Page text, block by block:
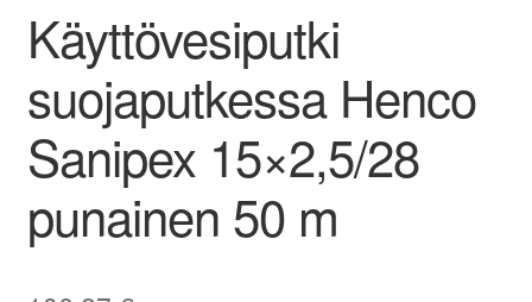
Käyttövesiputki
suojaputkessa Henco
Sanipex 15×2,5/28
punainen 50 m